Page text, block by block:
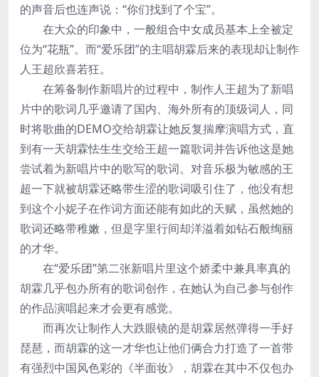
的声音后也连声说：“你们找到了个宝”。
在大众的印象中，一般组合中女成员基本上全被定
位为“花瓶”。而“爱乐团”的主唱胡霖后来的表现却让制作
人王超欣喜若狂。
在筹备制作新唱片的过程中，制作人王超为了新唱
片中的歌词几乎邀请了国内、海外所有的顶级词人，同
时将歌曲的DEMO交给胡霖让她反复揣摩演唱方式，直
到有一天胡霖怯生生交给王超一篇歌词并告诉他这是她
尝试着为新唱片中的歌写的歌词。对音乐极为敏感的王
超一下就被胡霖还略带生涩的歌词吸引住了，他没有想
到这个小妮子在作词方面还能有如此的天赋，虽然她的
歌词还略带稚嫩，但是字里行间却洋溢着如钻石般绚丽
的才华。
在“爱乐团”第二张新唱片里这个娇柔中兼具率真的
胡霖几乎包办所有的歌词创作，在她认为自己参与创作
的作品演唱起来才会更有感觉。
而再次让制作人大跌眼镜的是胡霖居然弹得一手好
琵琶，而胡霖的这一才华也让他们俩合力打造了一首带
有强烈中国风色彩的《半面妆》，胡霖在其中不仅包办